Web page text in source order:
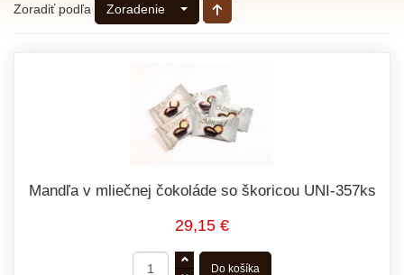
Zoradiť podľa Zoradenie
Mandľa v mliečnej čokoláde so škoricou UNI-357ks
29,15 €